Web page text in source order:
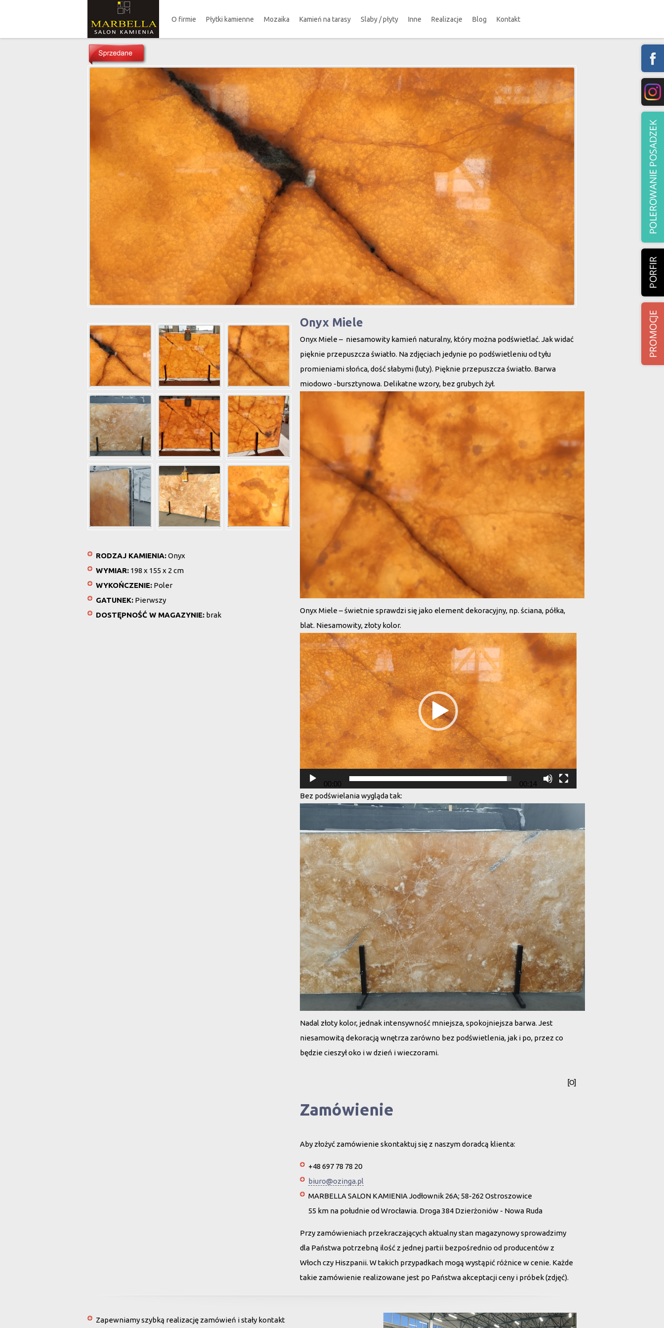
O firmie Płytki kamienne
!
Mozaika Kamień na tarasy Slaby / płyty Inne Realizacje Blog Kontakt
RODZAJ KAMIENIA:Onyx
WYMIAR: 198 x 155 x 2 cm
WYKOŃCZENIE: Poler
GATUNEK: Pierwszy
DOSTĘPNOŚĆ W MAGAZYNIE: brak
Onyx Miele
Onyx Miele – niesamowity kamień naturalny, który można podświetlać. Jak widać
pięknie przepuszcza światło. Na zdjęciach jedynie po podświetleniu od tyłu
promieniami słońca, dość słabymi (luty). Pięknie przepuszcza światło. Barwa
miodowo -bursztynowa. Delikatne wzory, bez grubych żył.
Onyx Miele – świetnie sprawdzi się jako element dekoracyjny, np. ściana, półka,
blat. Niesamowity, złoty kolor.
Odtwarzacz
video
00:00
00:14
Bez podświelania wygląda tak:
Nadal złoty kolor, jednak intensywność mniejsza, spokojniejsza barwa. Jest
niesamowitą dekoracją wnętrza zarówno bez podświetlenia, jak i po, przez co
będzie cieszył oko i w dzień i wieczorami.
[O]
Zamówienie
Aby złożyć zamówienie skontaktuj się z naszym doradcą klienta:
+48 697 78 78 20
biuro@ozinga.pl
MARBELLA SALON KAMIENIA Jodłownik 26A; 58-262 Ostroszowice
55 km na południe od Wrocławia. Droga 384 Dzierżoniów - Nowa Ruda
Przy zamówieniach przekraczających aktualny stan magazynowy sprowadzimy
dla Państwa potrzebną ilość z jednej partii bezpośrednio od producentów z
Włoch czy Hiszpanii. W takich przypadkach mogą wystąpić różnice w cenie. Każde
takie zamówienie realizowane jest po Państwa akceptacji ceny i próbek (zdjęć).
Zapewniamy szybką realizację zamówień i stały kontakt